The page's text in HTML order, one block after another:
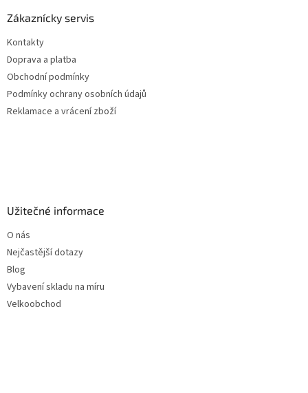
Zákaznícky servis
Kontakty
Doprava a platba
Obchodní podmínky
Podmínky ochrany osobních údajů
Reklamace a vrácení zboží
Užitečné informace
O nás
Nejčastější dotazy
Blog
Vybavení skladu na míru
Velkoobchod